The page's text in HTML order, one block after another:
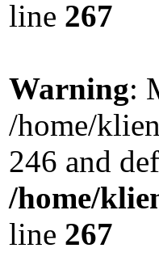
line 267
Warning:
/home/
246 and
/home/
line 267